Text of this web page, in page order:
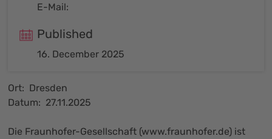
E-Mail:
Published
16. December 2025
Ort: Dresden
Datum: 27.11.2025
Die Fraunhofer-Gesellschaft (www.fraunhofer.de) ist